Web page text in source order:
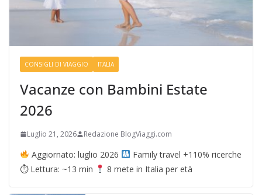
CONSIGLI DI VIAGGIO ITALIA
Vacanze con Bambini Estate
2026
Luglio 21, 2026 Redazione BlogViaggi.com
Aggiornato: luglio 2026
Family travel +110% ricerche
⏱ Lettura: ~13 min
8 mete in Italia per età